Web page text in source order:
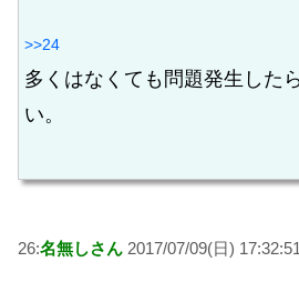
>>24
多くはなくても問題発生した
い。
26:名無しさん 2017/07/09(日)